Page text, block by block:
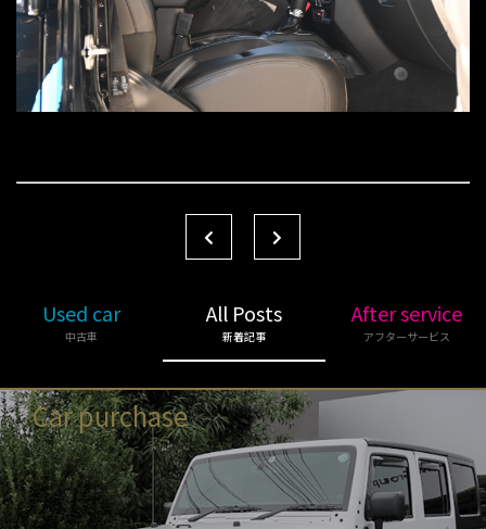
Used car
中古車
All Posts
新着記事
After service
アフターサービス
Car purchase